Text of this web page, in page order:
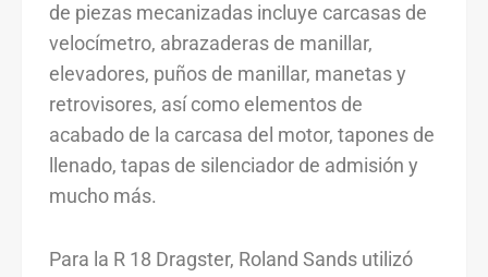
de piezas mecanizadas incluye carcasas de
velocímetro, abrazaderas de manillar,
elevadores, puños de manillar, manetas y
retrovisores, así como elementos de
acabado de la carcasa del motor, tapones de
llenado, tapas de silenciador de admisión y
mucho más.
Para la R 18 Dragster, Roland Sands utilizó